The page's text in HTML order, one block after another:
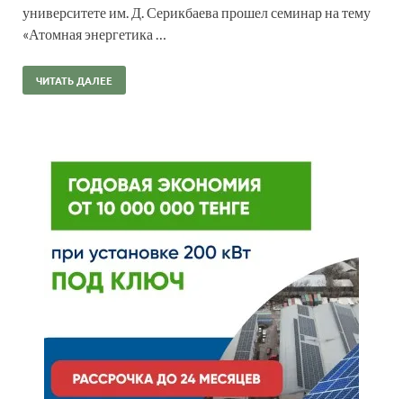
университете им. Д. Серикбаева прошел семинар на тему
«Атомная энергетика …
ЧИТАТЬ ДАЛЕЕ